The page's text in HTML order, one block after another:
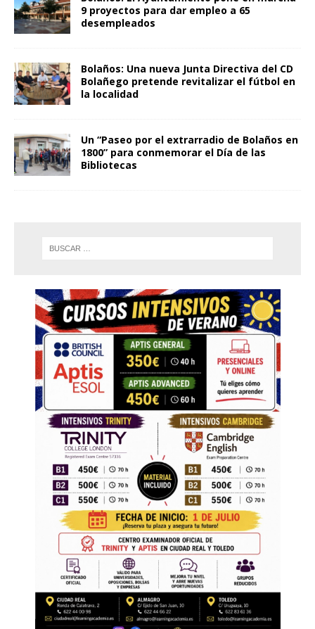
9 proyectos para dar empleo a 65
desempleados
Bolaños: Una nueva Junta Directiva del CD
Bolañego pretende revitalizar el fútbol en
la localidad
Un “Paseo por el extrarradio de Bolaños en
1800” para conmemorar el Día de las
Bibliotecas